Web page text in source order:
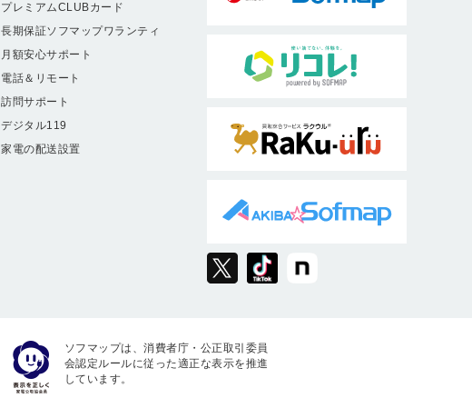
プレミアムCLUBカード
長期保証ソフマップワランティ
月額安心サポート
電話＆リモート
訪問サポート
デジタル119
家電の配送設置
ソフマップは、消費者庁・公正取引委員
会認定ルールに従った適正な表示を推進
しています。